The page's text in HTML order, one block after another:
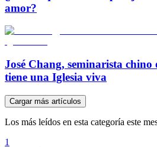
amor?
José Chang, seminarista
tiene una Iglesia viva
Cargar más artículos
Los más leídos en esta categoría este
1